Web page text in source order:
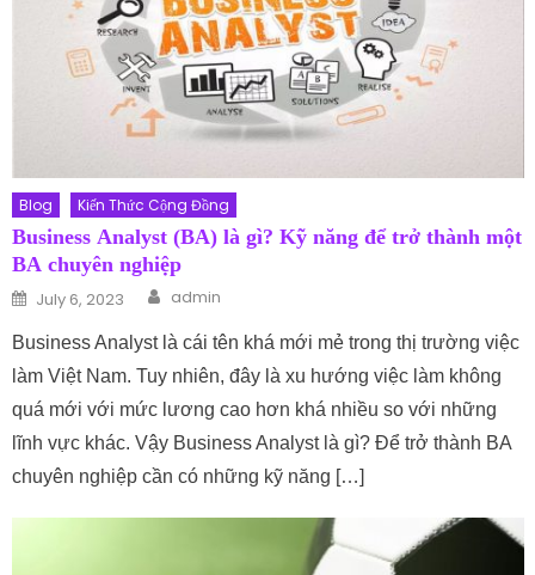
Blog Kiến Thức Cộng Đồng
Business Analyst (BA) là gì? Kỹ năng để trở thành một
BA chuyên nghiệp
Posted on
July 6, 2023 Author
admin
Business Analyst là cái tên khá mới mẻ trong thị trường việc
làm Việt Nam. Tuy nhiên, đây là xu hướng việc làm không
quá mới với mức lương cao hơn khá nhiều so với những
lĩnh vực khác. Vậy Business Analyst là gì? Để trở thành BA
chuyên nghiệp cần có những kỹ năng […]